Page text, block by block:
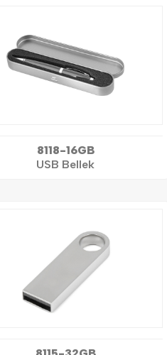
8118-16GB
USB Bellek